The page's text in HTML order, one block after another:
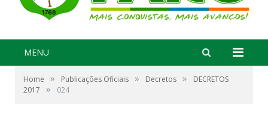
MENU
Home » Publicações Oficiais » Decretos »
DECRETOS
2017
» 024